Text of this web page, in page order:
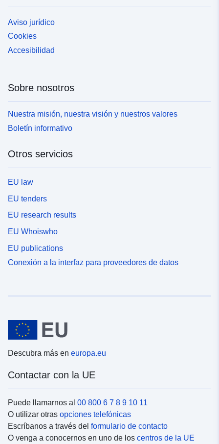
Aviso jurídico
Cookies
Accesibilidad
Sobre nosotros
Nuestra misión, nuestra visión y nuestros valores
Boletín informativo
Otros servicios
EU law
EU tenders
EU research results
EU Whoiswho
EU publications
Conexión a la interfaz para proveedores de datos
Descubra más en europa.eu
Contactar con la UE
Puede llamarnos al 00 800 6 7 8 9 10 11
O utilizar otras opciones telefónicas
Escríbanos a través del formulario de contacto
O venga a conocernos en uno de los centros de la UE